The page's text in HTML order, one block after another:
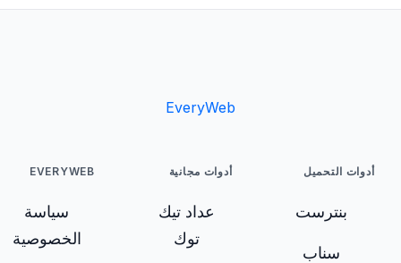
EveryWeb
أدوات التحميل
بنترست
سناب
أدوات مجانية
عداد تيك
توك
EVERYWEB
سياسة
الخصوصية